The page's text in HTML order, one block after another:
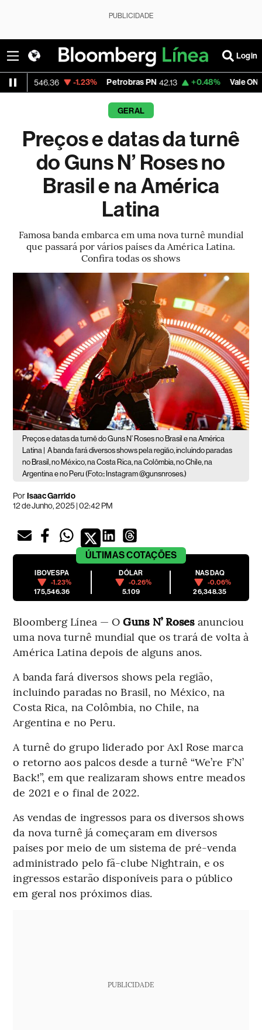
PUBLICIDADE
Login
-1.23% Petrobras PN 42.13 +0.48% Vale ON 75.39
GERAL
Preços e datas da turnê
do Guns N’ Roses no
Brasil e na América
Latina
Famosa banda embarca em uma nova turnê mundial
que passará por vários países da América Latina.
Confira todas os shows
Preços e datas da turnê do Guns N’ Roses no Brasil e na América
Latina |
A banda fará diversos shows pela região, incluindo paradas
no Brasil, no México, na Costa Rica, na Colômbia, no Chile, na
Argentina e no Peru (Foto:: Instagram @gunsnroses.)
PorIsaac Garrido
12 de Junho, 2025 | 02:42 PM
ÚLTIMASCOTAÇÕES
IBOVESPA
-1.23%
175,546.36
DÓLAR
-0.26%
5.109
NASDAQ
-0.06%
26,348.35
Bloomberg Línea — OGuns N’ Rosesanunciou
uma nova turnê mundial que os trará de volta à
América Latina depois de alguns anos.
A banda fará diversos shows pela região,
incluindo paradas no Brasil, no México, na
Costa Rica, na Colômbia, no Chile, na
Argentina e no Peru.
A turnê do grupo liderado por Axl Rose marca
o retorno aos palcos desde a turnê “We’re F’N’
Back!”, em que realizaram shows entre meados
de 2021 e o final de 2022.
As vendas de ingressos para os diversos shows
da nova turnê já começaram em diversos
países por meio de um sistema de pré-venda
administrado pelo fã-clube Nightrain, e os
ingressos estarão disponíveis para o público
em geral nos próximos dias.
PUBLICIDADE